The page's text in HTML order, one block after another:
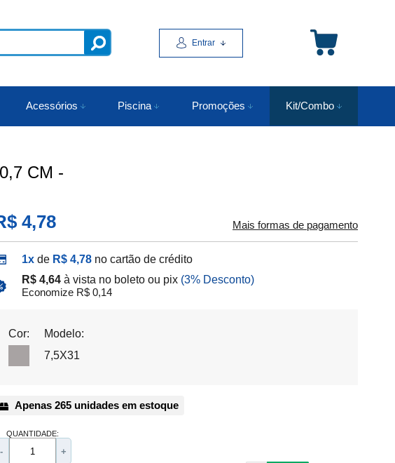
Entrar
Acessórios Piscina Promoções Kit/Combo
CM -
4,78 Mais formas de pagamento
1x de R$ 4,78 no cartão de crédito
R$ 4,64à vista no boleto ou pix (3% Desconto)
Economize R$ 0,14
Cor:
Modelo:
7,5X31
Apenas 265 unidades em estoque
QUANTIDADE:
- +